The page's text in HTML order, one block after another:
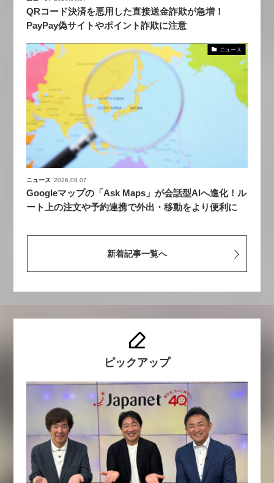
QRコード決済を悪用した直接送金詐欺が急増！
PayPay偽サイトやポイント詐欺に注意
ニュース
ニュース 2026.08.07
Googleマップの「Ask Maps」が会話型AIへ進化！ル
ート上の注文や予約連携で外出・移動をより便利に
新着記事一覧へ
ピックアップ